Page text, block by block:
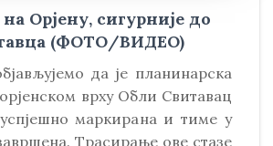
Орјену, сигурније до
(ФОТО/ВИДЕО)
да је планинарска
врху Обли Свитавaц
маркирана и тиме у
Трасирање ове стазе